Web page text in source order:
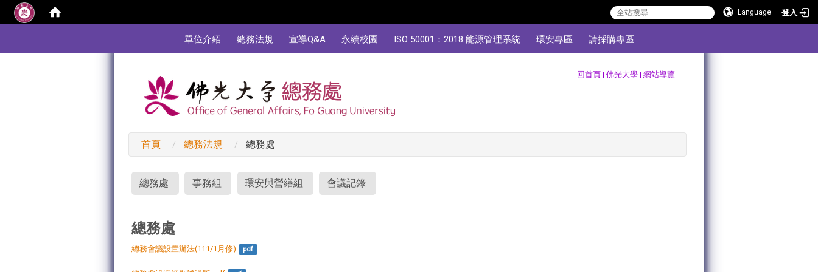
Language 登入
單位介紹
總務法規 宣導Q&A 永續校園 ISO 50001：2018 能源管理系統 環安專區 請採購專區
回首頁| 佛光大學| 網站導覽
首頁 總務法規 總務處
總務處 事務組 環安與營繕組 會議記錄
總務處
總務會議設置辦法(111/1月修) pdf